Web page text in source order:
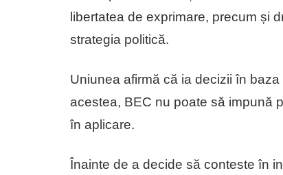
libertatea de exprimare, precum și
strategia politică.
Uniunea afirmă că ia decizii în
acestea, BEC nu poate să impună
în aplicare.
Înainte de a decide să conteste în